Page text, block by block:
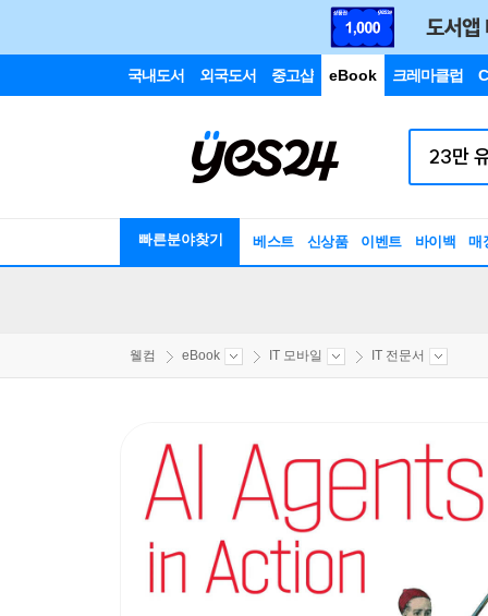
국내도서 외국도서 중고샵 eBook 크레마클럽
빠른분야찾기 베스트 신상품 이벤트 바이백 매
웰컴 eBook IT 모바일 IT 전문서